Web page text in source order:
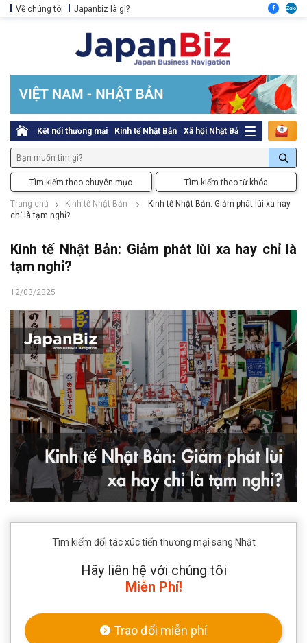
Về chúng tôi Japanbiz là gì?
Kết nối thương mại Kinh tế Nhật Bản Xã hội Nhật Bản Thủ tục pháp
Tìm kiếm theo chuyên mục Tìm kiếm theo từ khóa
Trang chủ Kinh tế Nhật Bản
Kinh tế Nhật Bản: Giảm phát lùi xa hay
chỉ là tạm nghỉ?
Kinh tế Nhật Bản: Giảm phát lùi xa hay chỉ là
tạm nghỉ?
12/03/2025
Tìm kiếm đối tác xúc tiến thương mại sang Nhật
Hãy liên hệ với chúng tôi
Miễn Phí!
Trao đổi miễn phí